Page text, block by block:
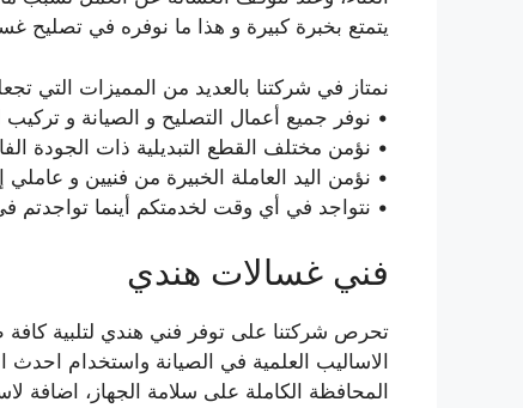
يتمتع بخبرة كبيرة و هذا ما نوفره في تصليح
نمتاز في شركتنا بالعديد من المميزات التي
• نوفر جميع أعمال التصليح و الصيانة و تركيب
• نؤمن مختلف القطع التبديلية ذات الجودة
• نؤمن اليد العاملة الخبيرة من فنيين و عاملي
• نتواجد في أي وقت لخدمتكم أينما تواجدتم
فني غسالات هندي
تحرص شركتنا على توفر فني هندي لتلبية كافة
الاساليب العلمية في الصيانة واستخدام
المحافظة الكاملة على سلامة الجهاز، اضافة